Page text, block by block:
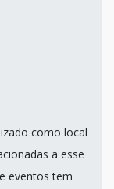
como local
a esse
eventos tem